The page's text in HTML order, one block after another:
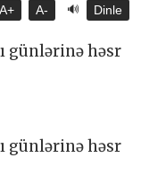
A+ A- 🔊 Dinle
günlərinə həsr
günlərinə həsr